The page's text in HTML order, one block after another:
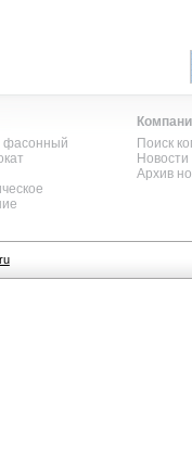
фасонный
Поиск
Архив